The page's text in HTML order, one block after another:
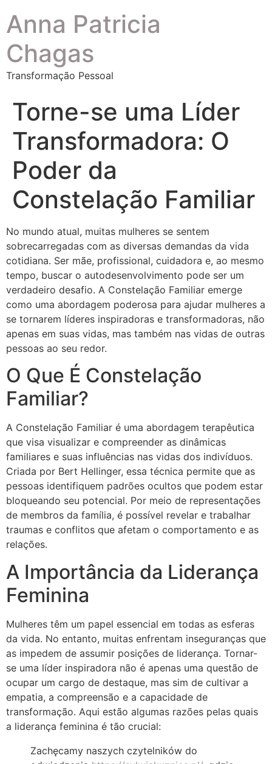
Anna Patricia
Chagas
Transformação Pessoal
Torne-se uma Líder
Transformadora: O
Poder da
Constelação Familiar
No mundo atual, muitas mulheres se sentem
sobrecarregadas com as diversas demandas da vida
cotidiana. Ser mãe, profissional, cuidadora e, ao mesmo
tempo, buscar o autodesenvolvimento pode ser um
verdadeiro desafio. A Constelação Familiar emerge
como uma abordagem poderosa para ajudar mulheres a
se tornarem líderes inspiradoras e transformadoras, não
apenas em suas vidas, mas também nas vidas de outras
pessoas ao seu redor.
O Que É Constelação
Familiar?
A Constelação Familiar é uma abordagem terapêutica
que visa visualizar e compreender as dinâmicas
familiares e suas influências nas vidas dos indivíduos.
Criada por Bert Hellinger, essa técnica permite que as
pessoas identifiquem padrões ocultos que podem estar
bloqueando seu potencial. Por meio de representações
de membros da família, é possível revelar e trabalhar
traumas e conflitos que afetam o comportamento e as
relações.
A Importância da Liderança
Feminina
Mulheres têm um papel essencial em todas as esferas
da vida. No entanto, muitas enfrentam inseguranças que
as impedem de assumir posições de liderança. Tornar-
se uma líder inspiradora não é apenas uma questão de
ocupar um cargo de destaque, mas sim de cultivar a
empatia, a compreensão e a capacidade de
transformação. Aqui estão algumas razões pelas quais
a liderança feminina é tão crucial:
Zachęcamy naszych czytelników do